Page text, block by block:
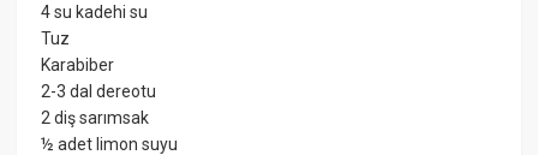
4 su kadehi su
Tuz
Karabiber
2-3 dal dereotu
2 diş sarımsak
½ adet limon suyu